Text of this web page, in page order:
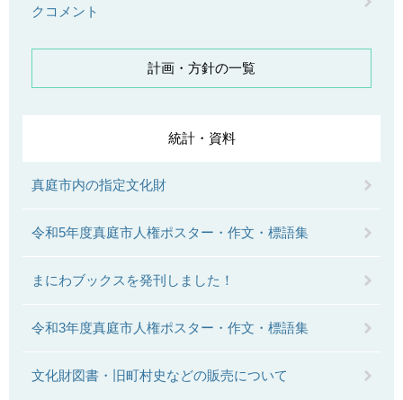
クコメント
計画・方針の一覧
統計・資料
真庭市内の指定文化財
令和5年度真庭市人権ポスター・作文・標語集
まにわブックスを発刊しました！
令和3年度真庭市人権ポスター・作文・標語集
文化財図書・旧町村史などの販売について